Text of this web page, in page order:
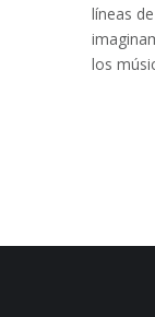
líneas
los